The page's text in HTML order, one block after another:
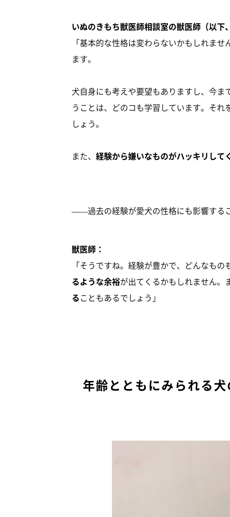
いぬのきもち獣医師相談室の獣医師（以下
「基本的な性格は変わらないかもしれま
ます。
犬自身にも考えや要望もありますし、今ま
うことは、どのコも学習しています。それ
しょう。
また、 経験から嫌いなものがハッキリして
——過去の経験が愛犬の性格にも影響する
獣医師：
「そうですね。経験が豊かで、どんなも
るような余裕が出てくるかもしれません。
る こともあるでしょう」
年齢とともにみられる